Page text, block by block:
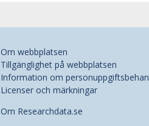
Om webbplatsen
Tillgänglighet på webbplatsen
Information om
Licenser och märkningar
Om Researchdata.se